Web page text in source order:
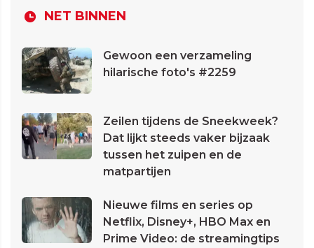
NET BINNEN
Gewoon een verzameling
hilarische foto's #2259
Zeilen tijdens de Sneekweek?
Dat lijkt steeds vaker bijzaak
tussen het zuipen en de
matpartijen
Nieuwe films en series op
Netflix, Disney+, HBO Max en
Prime Video: de streamingtips